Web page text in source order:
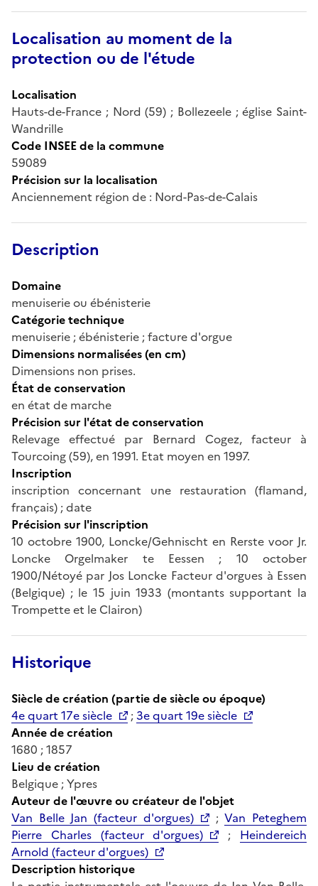
Localisation au moment de la
protection ou de l'étude
Localisation
Hauts-de-France ; Nord (59) ; Bollezeele ; église Saint-
Wandrille
Code INSEE de la commune
59089
Précision sur la localisation
Anciennement région de : Nord-Pas-de-Calais
Description
Domaine
menuiserie ou ébénisterie
Catégorie technique
menuiserie ; ébénisterie ; facture d'orgue
Dimensions normalisées (en cm)
Dimensions non prises.
État de conservation
en état de marche
Précision sur l'état de conservation
Relevage effectué par Bernard Cogez, facteur à
Tourcoing (59), en 1991. Etat moyen en 1997.
Inscription
inscription concernant une restauration (flamand,
français) ; date
Précision sur l'inscription
10 octobre 1900, Loncke/Gehnischt en Rerste voor Jr.
Loncke Orgelmaker te Eessen ; 10 october
1900/Nétoyé par Jos Loncke Facteur d'orgues à Essen
(Belgique) ; le 15 juin 1933 (montants supportant la
Trompette et le Clairon)
Historique
Siècle de création (partie de siècle ou époque)
4e quart 17e siècle
;3e quart 19e siècle
Année de création
1680 ; 1857
Lieu de création
Belgique ; Ypres
Auteur de l'œuvre ou créateur de l'objet
Van Belle Jan (facteur d'orgues)
;Van Peteghem
Pierre Charles (facteur d'orgues)
; Heindereich
Arnold (facteur d'orgues)
Description historique